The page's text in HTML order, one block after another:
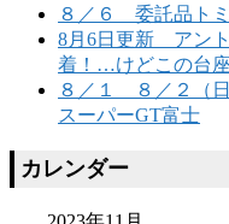
８／６ 委託品ト
8月6日更新 アン
着！…けどこの台
８／１ ８／２（日
スーパーGT富士
カレンダー